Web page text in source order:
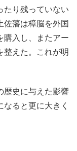
たり残っていない
佐藩は樟脳を外国
購入し、またアー
整えた。これが明
歴史に与えた影響
ると更に大きく